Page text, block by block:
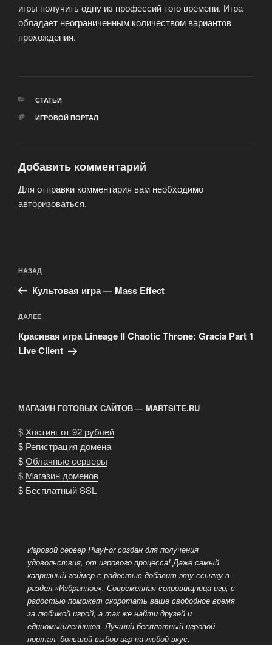
игры получить одну из профессий того времени. Игра
обладает неограниченным количеством вариантов
прохождения.
РУБРИКИ
СТАТЬИ
МЕТКИ
ИГРОВОЙ ПОРТАЛ
Добавить комментарий
Для отправки комментария вам необходимо
авторизоваться.
по
записям
Предыдущая
запись:
НАЗАД
Культовая игра — Mass Effect
Следующая
запись
ДАЛЕЕ
Красивая игра Lineage II Chaotic Throne: Gracia Part 1
Live Client
МАГАЗИН ГОТОВЫХ САЙТОВ — MARTSITE.RU
$ Хостинг от 92 рублей
$ Регистрация домена
$Облачные серверы
$ Магазин доменов
$ Бесплатный SSL
Игровой сервер PlayFor создан для получения
удовольствия, от игрового процесса! Даже самый
капризный геймер с радостью добавит эту ссылку в
раздел «Избранное». Современная сокровищница игр, с
радостью поможет скоротать ваше свободное время
за любимой игрой, а так же найти друзей и
единомышленников. Лучший бесплатный игровой
портал, большой выбор игр на любой вкус.